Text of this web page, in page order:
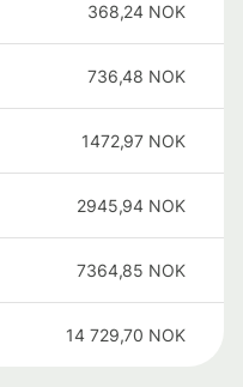
368,24 NOK
736,48 NOK
1472,97 NOK
2945,94 NOK
7364,85 NOK
14 729,70 NOK